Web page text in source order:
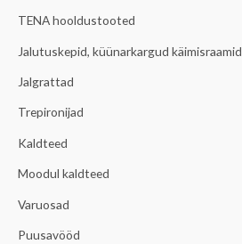
TENA hooldustooted
Jalutuskepid, küünarkargud käimisraamid
Jalgrattad
Trepironijad
Kaldteed
Moodul kaldteed
Varuosad
Puusavööd